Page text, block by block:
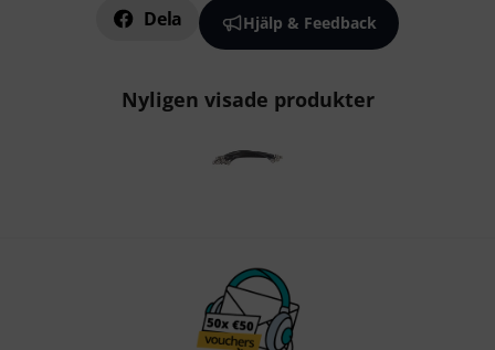
Dela Hjälp & Feedback
Nyligen visade produkter